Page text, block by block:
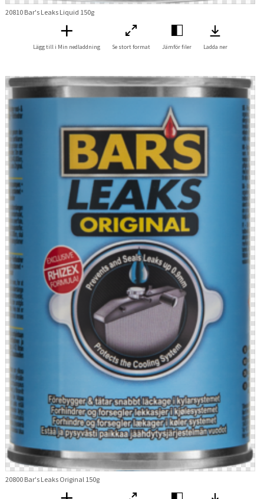
20810 Bar's Leaks Liquid 150g
Lägg till i Min nedladdning Se stort format Jämför filer Ladda ner
20800 Bar's Leaks Original 150g